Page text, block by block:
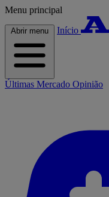
Menu principal
Abrir menu Início
Últimas Mercado Opinião